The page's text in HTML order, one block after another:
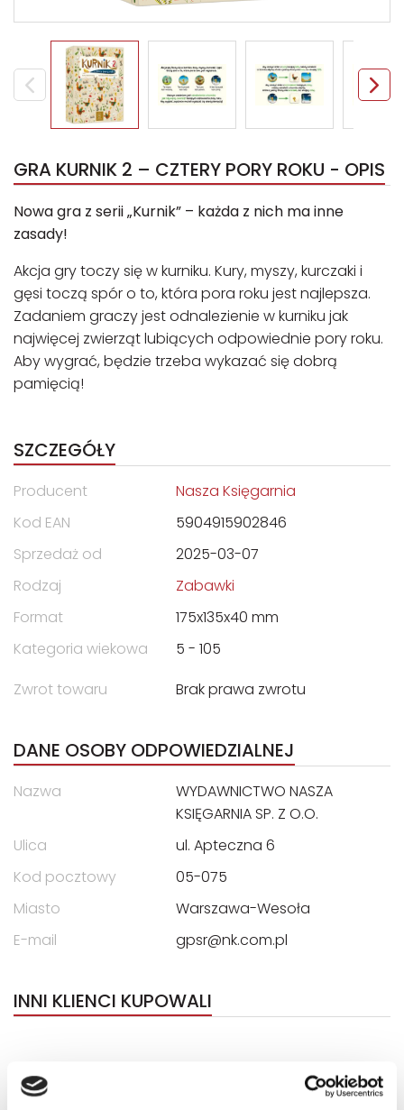
GRA KURNIK 2 – CZTERY PORY ROKU - OPIS
Nowa gra z serii „Kurnik” – każda z nich ma inne
zasady!
Akcja gry toczy się w kurniku. Kury, myszy, kurczaki i
gęsi toczą spór o to, która pora roku jest najlepsza.
Zadaniem graczy jest odnalezienie w kurniku jak
najwięcej zwierząt lubiących odpowiednie pory roku.
Aby wygrać, będzie trzeba wykazać się dobrą
pamięcią!
SZCZEGÓŁY
Producent
Nasza Księgarnia
Kod EAN
5904915902846
Sprzedaż od
2025-03-07
Rodzaj
Zabawki
Format
175x135x40 mm
Kategoria wiekowa
5 - 105
Zwrot towaru
Brak prawa zwrotu
DANE OSOBY ODPOWIEDZIALNEJ
Nazwa
WYDAWNICTWO NASZA
KSIĘGARNIA SP. Z O.O.
Ulica
ul. Apteczna 6
Kod pocztowy
05-075
Miasto
Warszawa-Wesoła
E-mail
gpsr@nk.com.pl
INNI KLIENCI KUPOWALI